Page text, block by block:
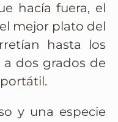
hacía fuera, el
mejor plato del
hasta los
dos grados de
y una especie